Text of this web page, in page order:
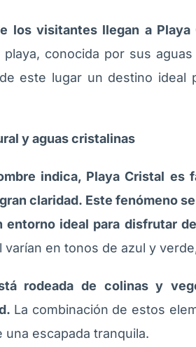
los visitantes llegan a
playa, conocida por sus
este lugar un destino ideal
y aguas cristalinas
indica, Playa Cristal es
claridad. Este fenómeno
entorno ideal para disfrutar
varían en tonos de azul y
rodeada de colinas y
La combinación de estos
una escapada tranquila.